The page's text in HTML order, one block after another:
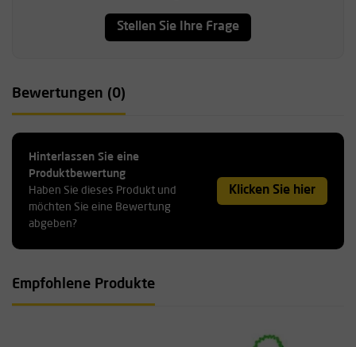
Stellen Sie Ihre Frage
Bewertungen (0)
Hinterlassen Sie eine
Produktbewertung
Haben Sie dieses Produkt und
möchten Sie eine Bewertung
abgeben?
Klicken Sie hier
Empfohlene Produkte